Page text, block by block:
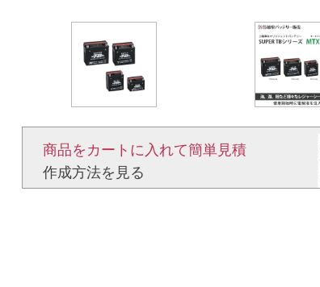
商品をカートに入れて簡単見積​
作成方法を見る​​